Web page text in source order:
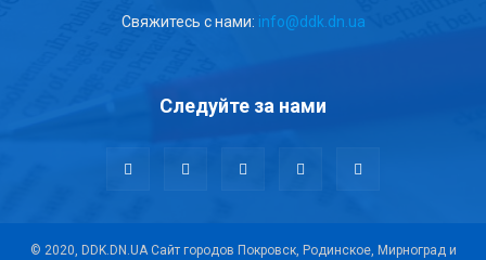
Свяжитесь с нами: info@ddk.dn.ua
Следуйте за нами
© 2020, DDK.DN.UA Сайт городов Покровск, Родинское, Мирноград и